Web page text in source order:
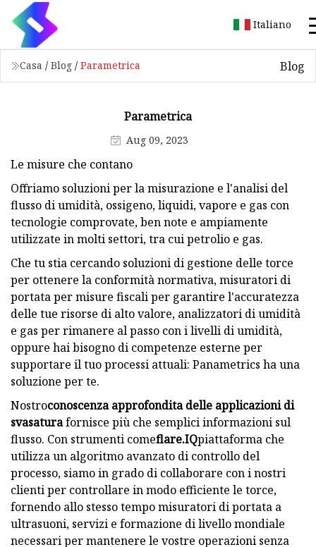
Italiano
Casa / Blog / Parametrica Blog
Parametrica
Aug 09, 2023
Le misure che contano
Offriamo soluzioni per la misurazione e l'analisi del
flusso di umidità, ossigeno, liquidi, vapore e gas con
tecnologie comprovate, ben note e ampiamente
utilizzate in molti settori, tra cui petrolio e gas.
Che tu stia cercando soluzioni di gestione delle torce
per ottenere la conformità normativa, misuratori di
portata per misure fiscali per garantire l'accuratezza
delle tue risorse di alto valore, analizzatori di umidità
e gas per rimanere al passo con i livelli di umidità,
oppure hai bisogno di competenze esterne per
supportare il tuo processi attuali: Panametrics ha una
soluzione per te.
Nostroconoscenza approfondita delle applicazioni di
svasaturafornisce più che semplici informazioni sul
flusso. Con strumenti comeflare.IQpiattaforma che
utilizza un algoritmo avanzato di controllo del
processo, siamo in grado di collaborare con i nostri
clienti per controllare in modo efficiente le torce,
fornendo allo stesso tempo misuratori di portata a
ultrasuoni, servizi e formazione di livello mondiale
necessari per mantenere le vostre operazioni senza